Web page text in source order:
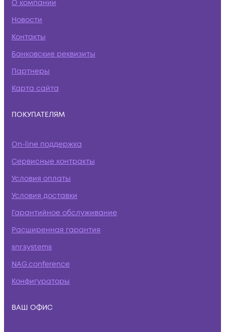
О компании
Новости
Контакты
Банковские реквизиты
Партнеры
Карта сайта
ПОКУПАТЕЛЯМ
On-line поддержка
Сервисные контракты
Условия оплаты
Условия доставки
Гарантийное обслуживание
Расширенная гарантия
snr.systems
NAG.conference
Конфигураторы
ВАШ ОФИС